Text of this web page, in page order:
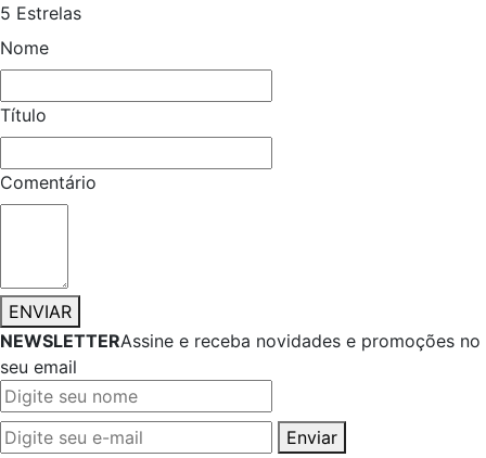
5 Estrelas
Nome
Título
Comentário
ENVIAR
NEWSLETTERAssine e receba novidades e promoções no
seu email
Enviar